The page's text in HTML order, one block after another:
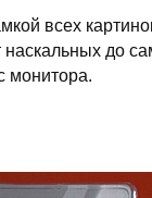
всех
до
монитора.